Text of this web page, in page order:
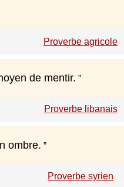
Proverbe agricole
de mentir.
Proverbe libanais
ombre.
Proverbe syrien